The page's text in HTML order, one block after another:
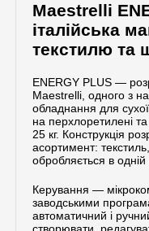
0
з
Maestrelli
італійська
текстилю та
ENERGY PLUS —
Maestrelli, одного з
обладнання для
на перхлоретилені
25 кг. Конструкція
асортимент:
обробляється в
Керування —
заводськими
автоматичний і